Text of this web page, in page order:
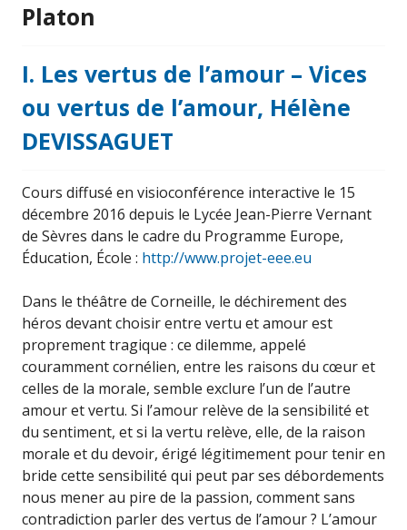
Platon
I. Les vertus de l’amour – Vices
ou vertus de l’amour, Hélène
DEVISSAGUET
Cours diffusé en visioconférence interactive le 15
décembre 2016 depuis le Lycée Jean-Pierre Vernant
de Sèvres dans le cadre du Programme Europe,
Éducation, École : http://www.projet-eee.eu
Dans le théâtre de Corneille, le déchirement des
héros devant choisir entre vertu et amour est
proprement tragique : ce dilemme, appelé
couramment cornélien, entre les raisons du cœur et
celles de la morale, semble exclure l’un de l’autre
amour et vertu. Si l’amour relève de la sensibilité et
du sentiment, et si la vertu relève, elle, de la raison
morale et du devoir, érigé légitimement pour tenir en
bride cette sensibilité qui peut par ses débordements
nous mener au pire de la passion, comment sans
contradiction parler des vertus de l’amour ? L’amour